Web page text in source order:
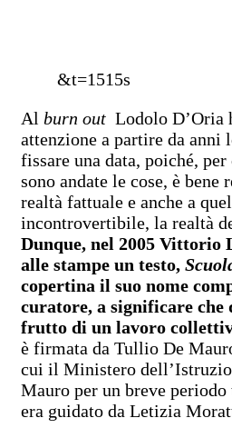
&t=1515s
Al burn out Lodolo D’Oria
attenzione a partire da
fissare una data, poiché,
sono andate le cose, è bene
realtà fattuale e anche a
incontrovertibile, la realtà
Dunque, nel 2005 Vittorio
alle stampe un testo,
copertina il suo nome
curatore, a significare che
frutto di un lavoro
è firmata da Tullio De
cui il Ministero
Mauro per un breve
era guidato da Letizia